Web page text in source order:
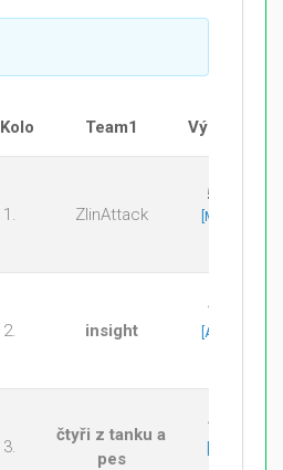
Kolo Team1 Výsledek
1. ZlinAttack
5:13
[Mirage
2. insight
13:6
[Anubis
3.
čtyři z tanku a
pes
13:8